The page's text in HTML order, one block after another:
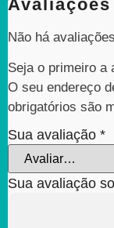
Avaliações
Não há
Seja o primeiro a
O seu endereço
obrigatórios são
Sua avaliação *
Sua avaliação